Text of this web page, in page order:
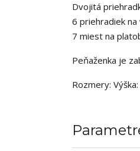
Dvojitá
6 priehradiek
7 miest na
Peňaženka je
Rozmery: